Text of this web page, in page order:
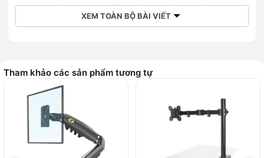
khớp trục lò xo được thiết kế cung cấp vị trí nghiêng dễ
năng NB M3 17 – 35 inch hàng
nhập khẩu chính hãng
Hơn nữa, màn hình cung cấp xoay 180° cho các
cách sử dụng chức năng khác nhau. Với thiết kế
linh hoạt trong các cánh tay có thể thu vào và có
thể mở rộng giúp tiết kiệm không gian trong một
XEM TOÀN BỘ BÀI VIẾT
Tham khảo các sản phẩm tương tự